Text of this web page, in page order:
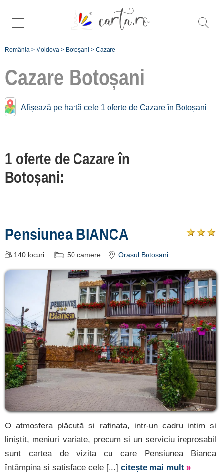
România > Moldova > Botoșani > Cazare
Cazare Botoșani
Afișează pe hartă cele 1 oferte de Cazare în Botoșani
1 oferte de Cazare în
Botoșani:
Pensiunea BIANCA
140 locuri 50 camere Orasul Botoșani
O atmosfera plăcută si rafinata, intr-un cadru intim si
liniștit, meniuri variate, precum si un serviciu ireproșabil
sunt cartea de vizita cu care Pensiunea Bianca
întâmpina si satisface cele [...] citește mai mult »
Caută mai
specific cazare
Orasul
Botoșani [1]
cazare
despre C A R
T A ®
termeni și
condiții
contact
login